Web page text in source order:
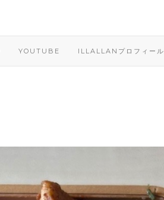
YOUTUBE ILLALLANプロフィール